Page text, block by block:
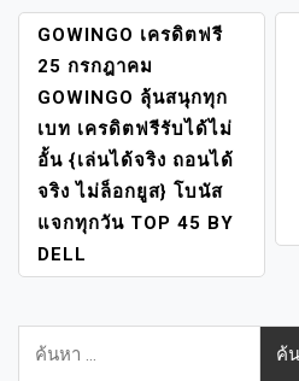
แ
น
ะ
แ
น
ว
เ
รื่
อ
GOWINGO เครดิตฟรี
25 กรกฎาคม
GOWINGO ลุ้นสนุกทุก
เบท เครดิตฟรีรับได้ไม่
อั้น {เล่นได้จริง ถอนได้
จริง ไม่ล็อกยูส} โบนัส
แจกทุกวัน TOP 45 BY
DELL
ค้นหา
สำหรับ: